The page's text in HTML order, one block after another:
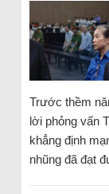
Trước thềm
lời phỏng vấn
khẳng định
nhũng đã đạt